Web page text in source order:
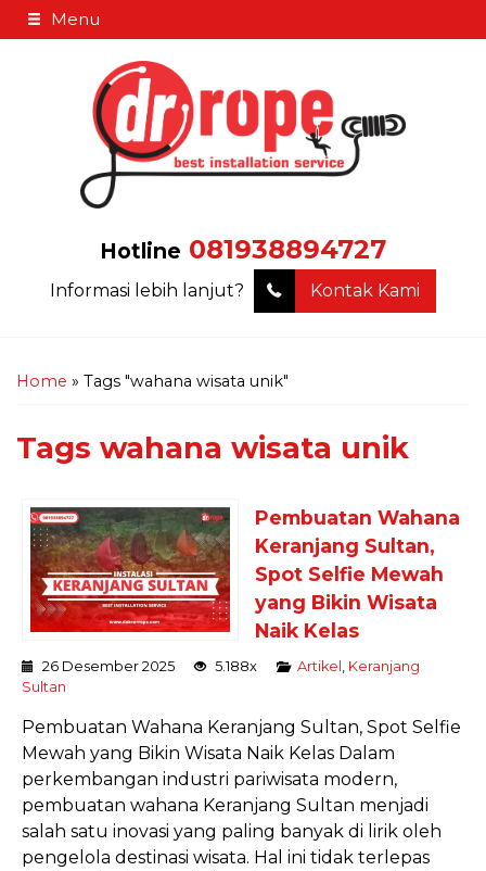
Menu
Hotline 081938894727
Informasi lebih lanjut? Kontak Kami
Home » Tags "wahana wisata unik"
Tags wahana wisata unik
Pembuatan Wahana
Keranjang Sultan,
Spot Selfie Mewah
yang Bikin Wisata
Naik Kelas
26 Desember 2025 5.188x Artikel
Keranjang
Sultan
Pembuatan Wahana Keranjang Sultan, Spot Selfie
Mewah yang Bikin Wisata Naik Kelas Dalam
perkembangan industri pariwisata modern,
pembuatan wahana Keranjang Sultan menjadi
salah satu inovasi yang paling banyak di lirik oleh
pengelola destinasi wisata. Hal ini tidak terlepas